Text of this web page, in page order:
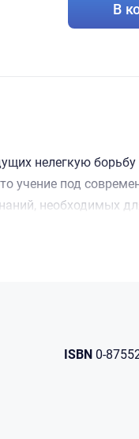
В
нелегкую
учение под
необходимых
мир в попытке
ISBN 0-